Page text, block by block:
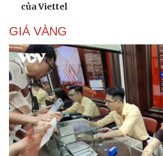
của Viettel
GIÁ VÀNG